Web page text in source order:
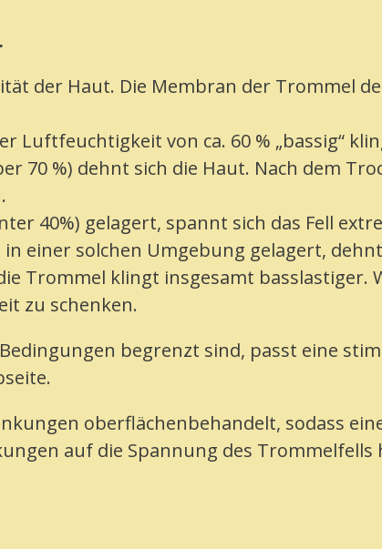
der Haut. Die Membran der Trommel
Luftfeuchtigkeit von ca. 60 % „bassig“
70 %) dehnt sich die Haut. Nach dem
40%) gelagert, spannt sich das Fell
einer solchen Umgebung gelagert,
Trommel klingt insgesamt basslastiger.
zu schenken.
begrenzt sind, passt eine
oberflächenbehandelt, sodass
auf die Spannung des Trommelfells